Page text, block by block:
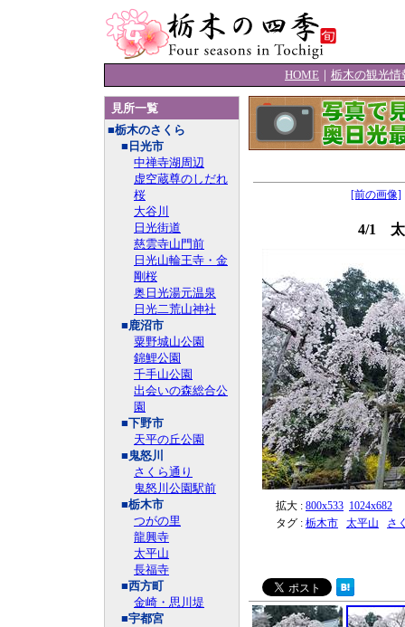
HOME ｜ 栃木の観光情
見所一覧
■栃木のさくら
■日光市
中禅寺湖周辺
虚空蔵尊のしだれ
桜
大谷川
日光街道
慈雲寺山門前
日光山輪王寺・金
剛桜
奥日光湯元温泉
日光二荒山神社
■鹿沼市
粟野城山公園
錦鯉公園
千手山公園
出会いの森総合公
園
■下野市
天平の丘公園
■鬼怒川
さくら通り
鬼怒川公園駅前
■栃木市
つがの里
龍興寺
太平山
長福寺
■西方町
金崎・思川堤
■宇都宮
[前の画像]
4/1 太
拡大 : 800x533 1024x682
タグ : 栃木市 太平山 さ